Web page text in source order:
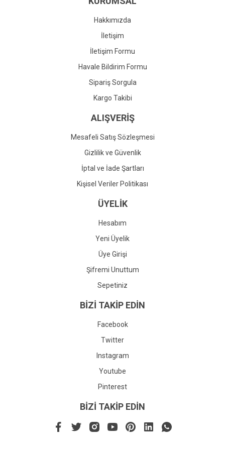
Gönder
Hakkımızda
İletişim
İletişim Formu
Havale Bildirim Formu
Sipariş Sorgula
Kargo Takibi
ALIŞVERİŞ
Mesafeli Satış Sözleşmesi
Gizlilik ve Güvenlik
İptal ve İade Şartları
Kişisel Veriler Politikası
ÜYELİK
Hesabım
Yeni Üyelik
Üye Girişi
Şifremi Unuttum
Sepetiniz
BİZİ TAKİP EDİN
Facebook
Twitter
Instagram
Youtube
Pinterest
BİZİ TAKİP EDİN